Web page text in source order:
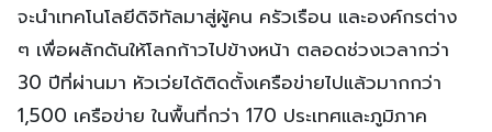
จะนำเทคโนโลยีดิจิทัลมาสู่ผู้คน ครัวเรือน และองค์กรต่าง
ๆ เพื่อผลักดันให้โลกก้าวไปข้างหน้า ตลอดช่วงเวลากว่า
30 ปีที่ผ่านมา หัวเว่ยได้ติดตั้งเครือข่ายไปแล้วมากกว่า
1,500 เครือข่าย ในพื้นที่กว่า 170 ประเทศและภูมิภาค